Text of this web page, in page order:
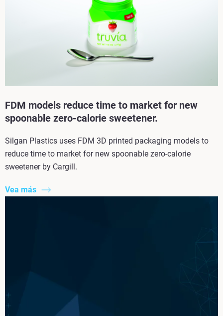
FDM models reduce time to market for new
spoonable zero-calorie sweetener.
Silgan Plastics uses FDM 3D printed packaging models to
reduce time to market for new spoonable zero-calorie
sweetener by Cargill.
Vea más